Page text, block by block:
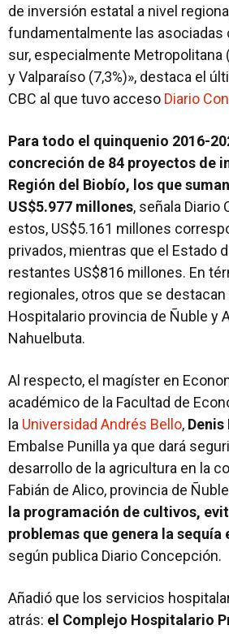
de inversión estatal a nivel
fundamentalmente las asociadas
sur, especialmente Metropolitana
y Valparaíso (7,3%)», destaca el
CBC al que tuvo acceso Diario
Para todo el quinquenio 2016-
concreción de 84 proyectos de
Región del Biobío, los que
US$5.977 millones, señala Diario
estos, US$5.161 millones
privados, mientras que el Estado
restantes US$816 millones. En
regionales, otros que se
Hospitalario provincia de Ñuble y
Nahuelbuta.
Al respecto, el magíster en
académico de la Facultad de
la Universidad Andrés Bello, Denis
Embalse Punilla ya que dará
desarrollo de la agricultura en la
Fabián de Alico, provincia de
la programación de cultivos,
problemas que genera la sequía
según publica Diario Concepción.
Añadió que los servicios
atrás: el Complejo Hospitalario